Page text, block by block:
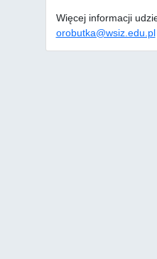
Więcej informacji
orobutka@wsiz.edu.pl